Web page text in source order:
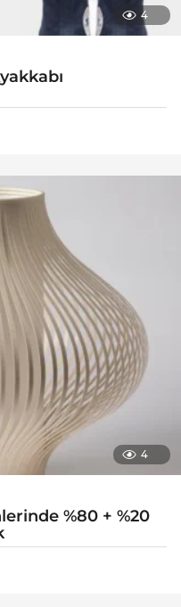
4
4
%80 + %20